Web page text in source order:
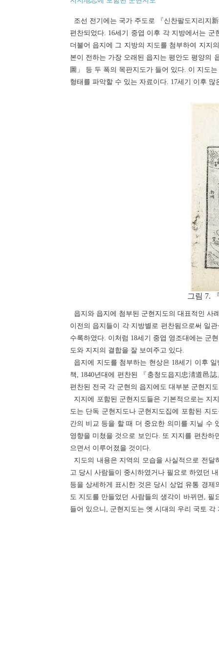
조선 전기에는 국가 주도로 『신찬팔도지리지
편찬되었다. 16세기 중엽 이후 각 지방에서는
더불어 읍지에 그 지방의 지도를 첨부하여 지지
본이 전하는 가장 오래된 읍지는 평안도 평양의
圖」 등 두 폭의 목판지도가 들어 있다. 이 지도
형태를 파악할 수 있는 자료이다. 17세기 이후
그림 7.
읍지와 읍지에 첨부된 군현지도의 대표적인 사
이전의 읍지들이 각 지방별로 편찬됨으로써 일
수록하였다. 이처럼 18세기 중엽 영조대에는 군
도와 지지의 결합을 잘 보여주고 있다.
읍지에 지도를 첨부하는 현상은 18세기 이후
책, 1840년대에 편찬된 『충청도읍지忠淸道邑
편찬된 전국 각 군현의 읍지에도 대부분 군현지
지지에 포함된 군현지도들은 기본적으로는 지
도는 단독 군현지도나 군현지도집에 포함된 지
간의 비교 등을 할 때 더 중요한 의미를 지닐 수
영향을 미쳤을 것으로 보인다. 또 지지를 편찬
으면서 이루어졌을 것이다.
지도의 내용은 지역의 모습을 사실적으로 전
고 당시 사람들이 중시하였거나 필요로 하였던
등을 상세하게 표시한 것은 당시 상업 유통 경
도 지도를 만들었던 사람들의 생각이 바뀌면,
들어 있으니, 군현지도는 옛 시대의 우리 국토